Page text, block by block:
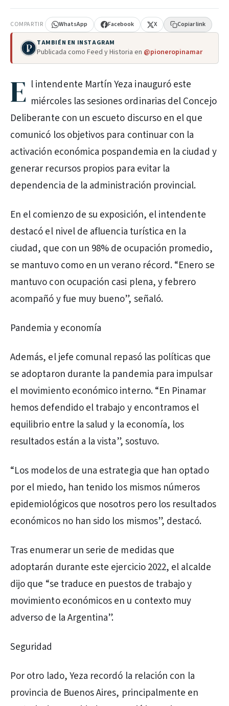
COMPARTIR WhatsApp Facebook X Copiar link
TAMBIÉN EN INSTAGRAM
Publicada como Feed y Historia en @pioneropinamar
E l intendente Martín Yeza inauguró este
miércoles las sesiones ordinarias del Concejo
Deliberante con un escueto discurso en el que
comunicó los objetivos para continuar con la
activación económica pospandemia en la ciudad y
generar recursos propios para evitar la
dependencia de la administración provincial.
En el comienzo de su exposición, el intendente
destacó el nivel de afluencia turística en la
ciudad, que con un 98% de ocupación promedio,
se mantuvo como en un verano récord. “Enero se
mantuvo con ocupación casi plena, y febrero
acompañó y fue muy bueno”, señaló.
Pandemia y economía
Además, el jefe comunal repasó las políticas que
se adoptaron durante la pandemia para impulsar
el movimiento económico interno. “En Pinamar
hemos defendido el trabajo y encontramos el
equilibrio entre la salud y la economía, los
resultados están a la vista”, sostuvo.
“Los modelos de una estrategia que han optado
por el miedo, han tenido los mismos números
epidemiológicos que nosotros pero los resultados
económicos no han sido los mismos”, destacó.
Tras enumerar un serie de medidas que
adoptarán durante este ejercicio 2022, el alcalde
dijo que “se traduce en puestos de trabajo y
movimiento económicos en u contexto muy
adverso de la Argentina”.
Seguridad
Por otro lado, Yeza recordó la relación con la
provincia de Buenos Aires, principalmente en